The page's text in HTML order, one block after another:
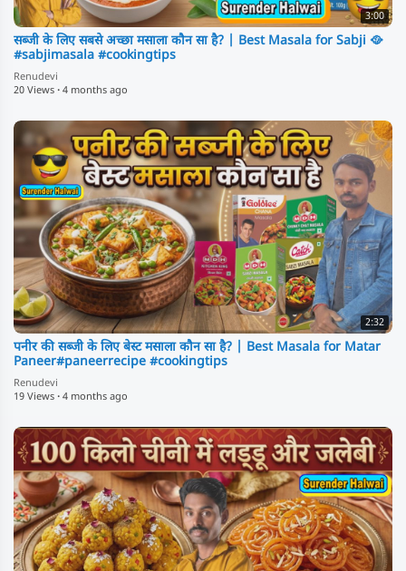
3:00
सब्जी के लिए सबसे अच्छा मसाला कौन सा है? | Best Masala for Sabji 🥘
#sabjimasala #cookingtips
Renudevi
20 Views · 4 months ago
2:32
पनीर की सब्जी के लिए बेस्ट मसाला कौन सा है? | Best Masala for Matar
Paneer#paneerrecipe #cookingtips
Renudevi
19 Views · 4 months ago